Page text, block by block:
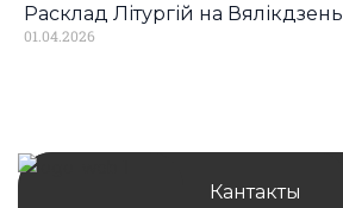
Расклад Літургій на Вялікдзень
01.04.2026
Кантакты